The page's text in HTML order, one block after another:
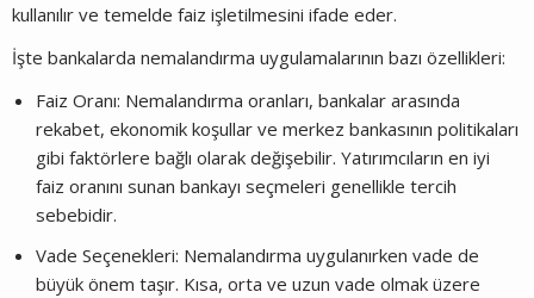
kullanılır ve temelde faiz işletilmesini ifade eder.
İşte bankalarda nemalandırma uygulamalarının bazı özellikleri:
Faiz Oranı: Nemalandırma oranları, bankalar arasında
rekabet, ekonomik koşullar ve merkez bankasının politikaları
gibi faktörlere bağlı olarak değişebilir. Yatırımcıların en iyi
faiz oranını sunan bankayı seçmeleri genellikle tercih
sebebidir.
Vade Seçenekleri: Nemalandırma uygulanırken vade de
büyük önem taşır. Kısa, orta ve uzun vade olmak üzere